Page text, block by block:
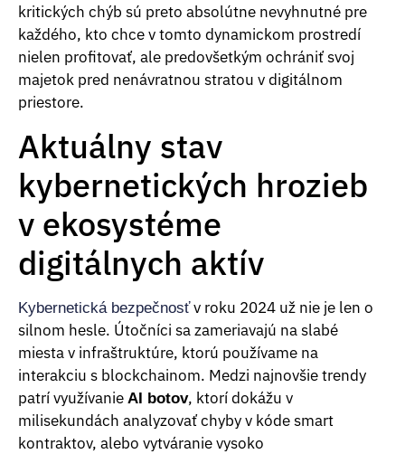
kritických chýb sú preto absolútne nevyhnutné pre
každého, kto chce v tomto dynamickom prostredí
nielen profitovať, ale predovšetkým ochrániť svoj
majetok pred nenávratnou stratou v digitálnom
priestore.
Aktuálny stav
kybernetických hrozieb
v ekosystéme
digitálnych aktív
Kybernetická bezpečnosťv roku 2024 už nie je len o
silnom hesle. Útočníci sa zameriavajú na slabé
miesta v infraštruktúre, ktorú používame na
interakciu s blockchainom. Medzi najnovšie trendy
patrí využívanie AI botov, ktorí dokážu v
milisekundách analyzovať chyby v kóde smart
kontraktov, alebo vytváranie vysoko